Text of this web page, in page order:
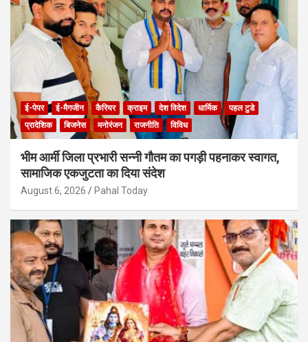
ई-पेपर ई-मैगजीन कैरियर क्राइम देश विदेश धार्मिक
पहल टुडे
प्रादेशिक
बिजनेस मनोरंजन राजनीति विविध
भीम आर्मी जिला प्रभारी सन्नी गौतम का पगड़ी पहनाकर स्वागत,
सामाजिक एकजुटता का दिया संदेश
August 6, 2026 Pahal Today